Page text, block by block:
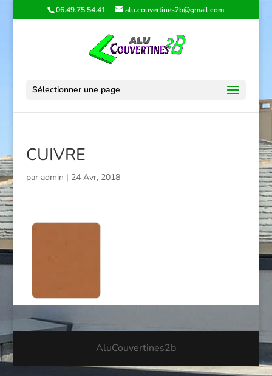
06.49.75.54.41 alu.couvertines2b@gmail.com
Sélectionner une page
CUIVRE
par admin | 24 Avr, 2018
AluCouvertines2b